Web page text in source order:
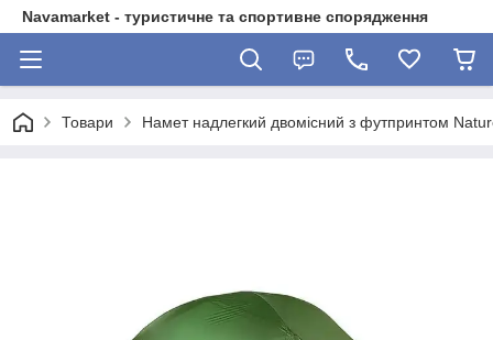
Navamarket - туристичне та спортивне спорядження
Товари Намет надлегкий двомісний з футпринтом